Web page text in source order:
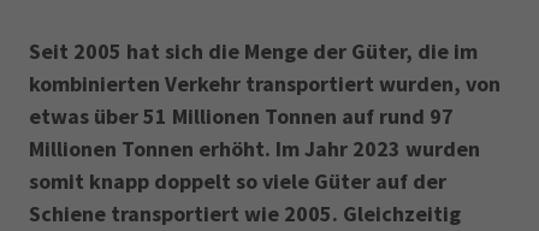
Seit 2005 hat sich die Menge der Güter, die im
kombinierten Verkehr transportiert wurden, von
etwas über 51 Millionen Tonnen auf rund 97
Millionen Tonnen erhöht. Im Jahr 2023 wurden
somit knapp doppelt so viele Güter auf der
Schiene transportiert wie 2005. Gleichzeitig